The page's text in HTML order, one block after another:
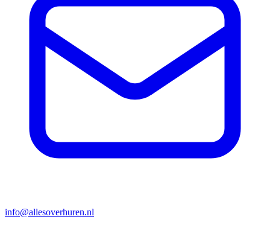
info@allesoverhuren.nl